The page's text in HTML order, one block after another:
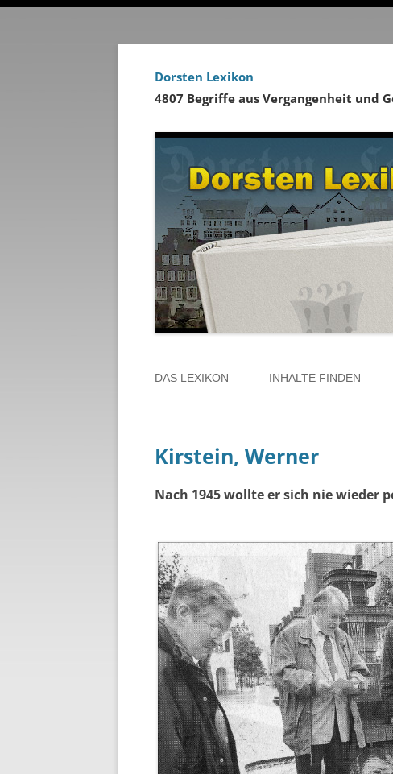
Dorsten Lexikon
4807 Begriffe aus Vergangenheit und
DAS LEXIKON
ÜBER DAS PROJEKT
INHALTE FINDEN
PERSONENREGISTER
RUND UM DIE
ZEITTAFEL
Kirstein, Werner
Nach 1945 wollte er sich nie wieder